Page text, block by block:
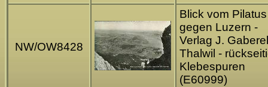
NW/OW8428
Blick vom Pilatus
gegen Luzern -
Verlag J.
Thalwil -
Klebespuren
(E60999)